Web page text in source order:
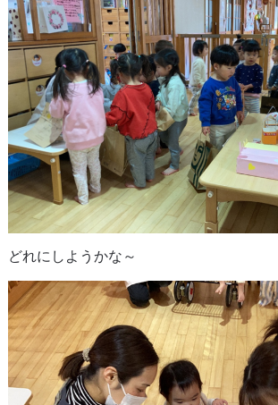
どれにしようかな～